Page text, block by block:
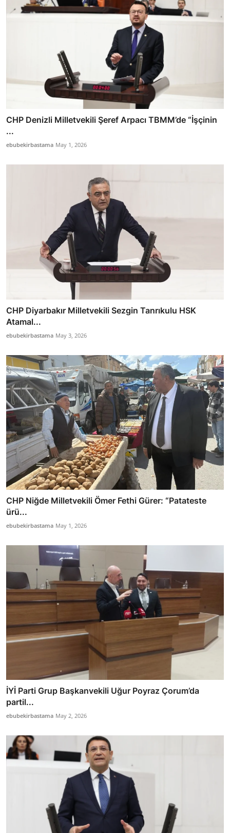
CHP Denizli Milletvekili Şeref Arpacı TBMM’de “İşçinin
...
ebubekirbastama May 1, 2026
CHP Diyarbakır Milletvekili Sezgin Tanrıkulu HSK
Atamal...
ebubekirbastama May 3, 2026
CHP Niğde Milletvekili Ömer Fethi Gürer: “Patateste
ürü...
ebubekirbastama May 1, 2026
İYİ Parti Grup Başkanvekili Uğur Poyraz Çorum’da
partil...
ebubekirbastama May 2, 2026